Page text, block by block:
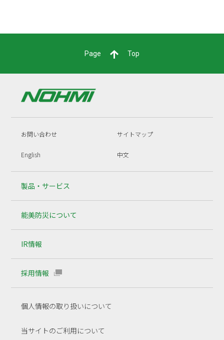
Page Top
お問い合わせ サイトマップ
English 中文
製品・サービス
能美防災について
IR情報
採用情報
個人情報の取り扱いについて
当サイトのご利用について